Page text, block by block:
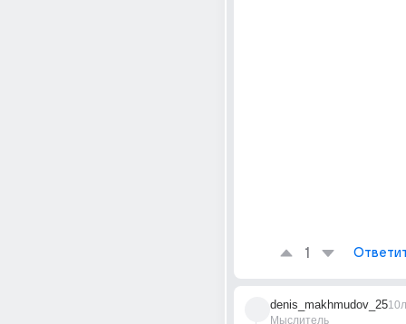
1
denis_makhmudov_25
Мыслитель